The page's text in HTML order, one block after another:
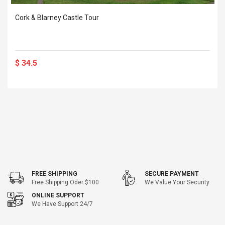
Cork & Blarney Castle Tour
$ 34.5
FREE SHIPPING
Free Shipping Oder $100
SECURE PAYMENT
We Value Your Security
ONLINE SUPPORT
We Have Support 24/7